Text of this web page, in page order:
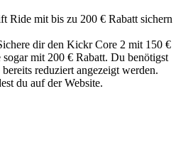
mit bis zu 200 € Rabatt sichern
dir den Kickr Core 2 mit 150 €
mit 200 € Rabatt. Du benötigst
reduziert angezeigt werden.
du auf der Website.